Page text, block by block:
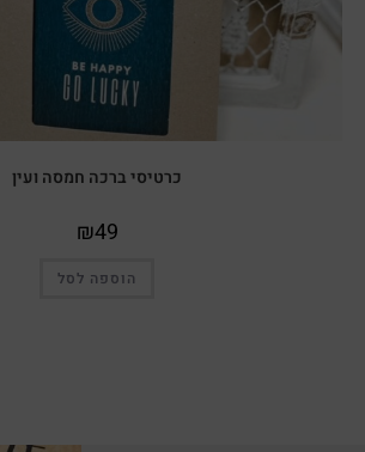
כרטיסי ברכה חמסה ועין
₪49
הוספה לסל